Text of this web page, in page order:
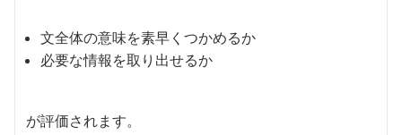
文全体の意味を素早くつかめるか
必要な情報を取り出せるか
が評価されます。